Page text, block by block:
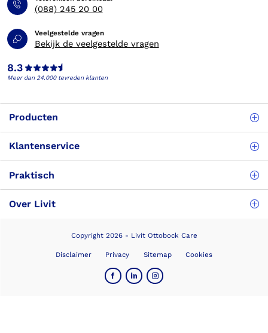
(088) 245 20 00
Veelgestelde vragen
Bekijk de veelgestelde vragen
8.3
Meer dan 24.000 tevreden klanten
Producten
Klantenservice
Praktisch
Over Livit
Copyright 2026 - Livit Ottobock Care
Disclaimer Privacy Sitemap Cookies